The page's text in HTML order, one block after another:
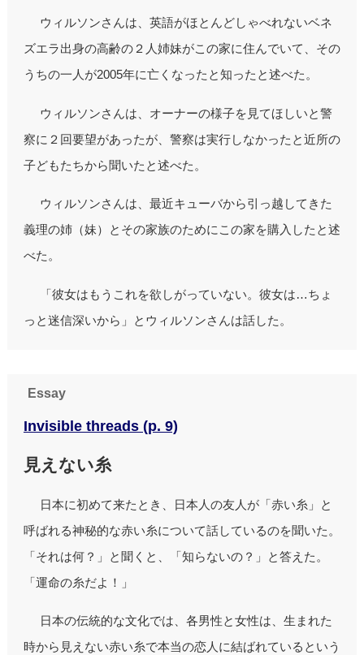
ウィルソンさんは、英語がほとんどしゃべれないベネ
ズエラ出身の高齢の２人姉妹がこの家に住んでいて、その
うちの一人が2005年に亡くなったと知ったと述べた。
ウィルソンさんは、オーナーの様子を見てほしいと警
察に２回要望があったが、警察は実行しなかったと近所の
子どもたちから聞いたと述べた。
ウィルソンさんは、最近キューバから引っ越してきた
義理の姉（妹）とその家族のためにこの家を購入したと述
べた。
「彼女はもうこれを欲しがっていない。彼女は…ちょ
っと迷信深いから」とウィルソンさんは話した。
Essay
Invisible threads (p. 9)
見えない糸
日本に初めて来たとき、日本人の友人が「赤い糸」と
呼ばれる神秘的な赤い糸について話しているのを聞いた。
「それは何？」と聞くと、「知らないの？」と答えた。
「運命の糸だよ！」
日本の伝統的な文化では、各男性と女性は、生まれた
時から見えない赤い糸で本当の恋人に結ばれているという